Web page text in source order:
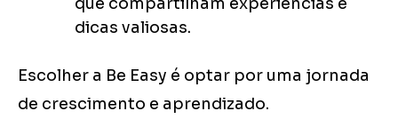
dicas valiosas.
Escolher a Be Easy é optar por uma jornada
de crescimento e aprendizado.